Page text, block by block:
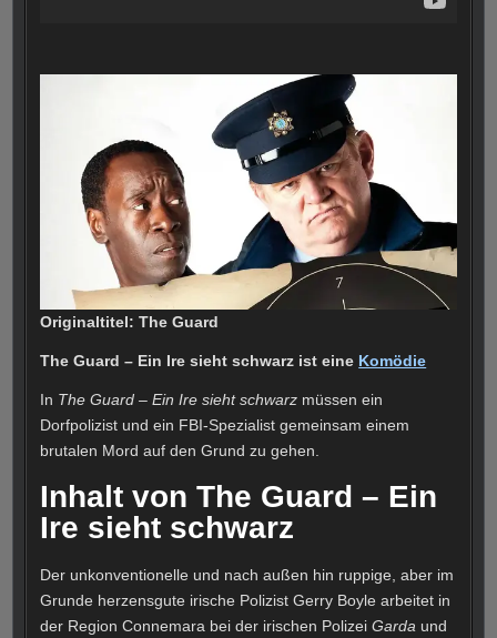
Originaltitel: The Guard
The Guard – Ein Ire sieht schwarz ist eine Komödie
In The Guard – Ein Ire sieht schwarz müssen ein
Dorfpolizist und ein FBI-Spezialist gemeinsam einem
brutalen Mord auf den Grund zu gehen.
Inhalt von The Guard – Ein
Ire sieht schwarz
Der unkonventionelle und nach außen hin ruppige, aber im
Grunde herzensgute irische Polizist Gerry Boyle arbeitet in
der Region Connemara bei der irischen PolizeiGarda und